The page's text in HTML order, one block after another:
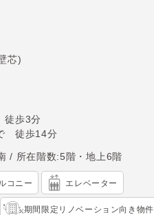
芯)
徒歩3分
徒歩14分
所在階数:5階・地上6階
コニー エレベーター
期間限定リノベーション向き物件